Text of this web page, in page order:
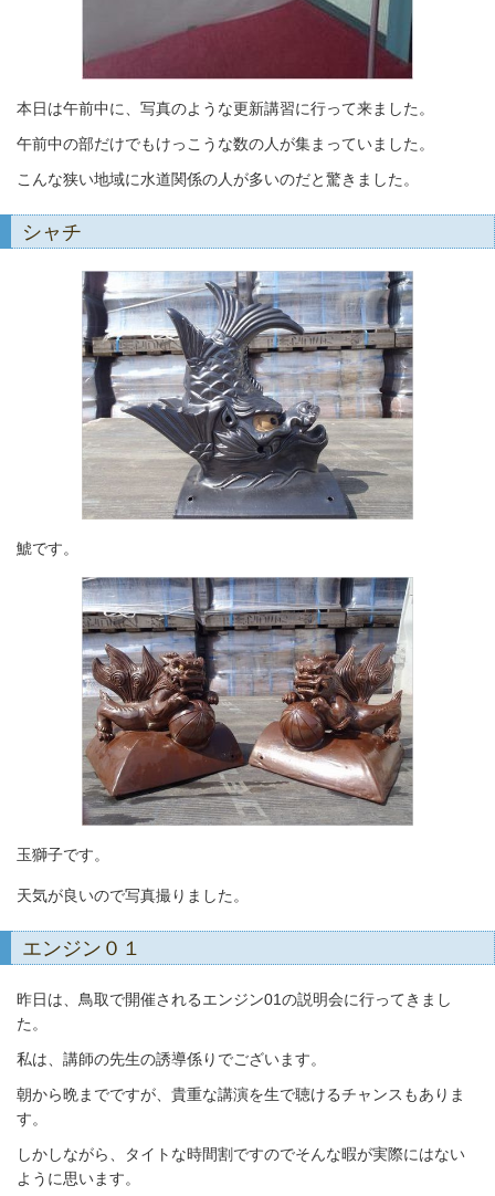
本日は午前中に、写真のような更新講習に行って来ました。
午前中の部だけでもけっこうな数の人が集まっていました。
こんな狭い地域に水道関係の人が多いのだと驚きました。
シャチ
鯱です。
玉獅子です。
天気が良いので写真撮りました。
エンジン０１
昨日は、鳥取で開催されるエンジン01の説明会に行ってきまし
た。
私は、講師の先生の誘導係りでございます。
朝から晩までですが、貴重な講演を生で聴けるチャンスもありま
す。
しかしながら、タイトな時間割ですのでそんな暇が実際にはない
ように思います。